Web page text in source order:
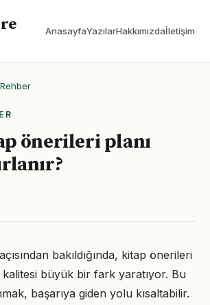
AnasayfaYazılarHakkımızdaİletişim
önerileri planı
bakıldığında, kitap önerileri
büyük bir fark yaratıyor. Bu
başarıya giden yolu kısaltabilir.